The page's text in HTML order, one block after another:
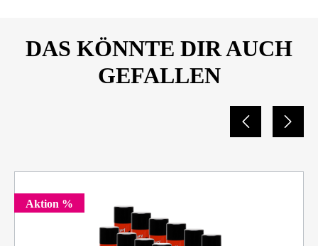
DAS KÖNNTE DIR AUCH
GEFALLEN
Aktion %